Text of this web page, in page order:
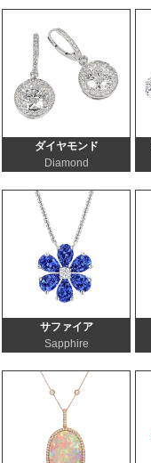
ダイヤモンド
Diamond
サファイア
Sapphire